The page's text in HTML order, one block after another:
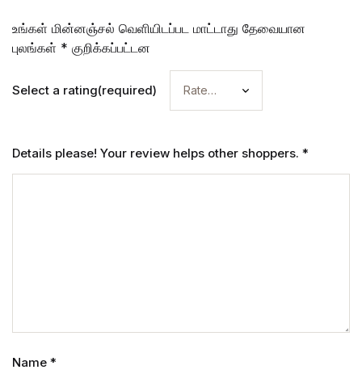
உங்கள் மின்னஞ்சல் வெளியிடப்பட மாட்டாது தேவையான
புலங்கள் * குறிக்கப்பட்டன
Select a rating(required)
Details please! Your review helps other shoppers. *
Name *